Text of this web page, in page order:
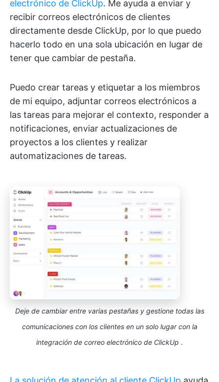
electrónico de ClickUp. Me ayuda a enviar y
recibir correos electrónicos de clientes
directamente desde ClickUp, por lo que puedo
hacerlo todo en una sola ubicación en lugar de
tener que cambiar de pestaña.
Puedo crear tareas y etiquetar a los miembros
de mi equipo, adjuntar correos electrónicos a
las tareas para mejorar el contexto, responder a
notificaciones, enviar actualizaciones de
proyectos a los clientes y realizar
automatizaciones de tareas.
Deje de cambiar entre varias pestañas y gestione todas las
comunicaciones con los clientes en un solo lugar con la
integración de correo electrónico de ClickUp .